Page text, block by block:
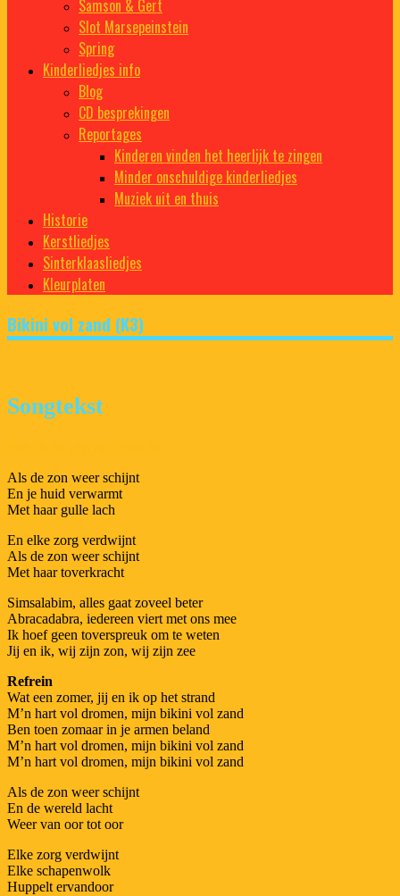
Samson & Gert
Slot Marsepeinstein
Spring
Kinderliedjes info
Blog
CD besprekingen
Reportages
Kinderen vinden het heerlijk te zingen
Minder onschuldige kinderliedjes
Muziek uit en thuis
Historie
Kerstliedjes
Sinterklaasliedjes
Kleurplaten
Bikini vol zand (K3)
Songtekst
Als de zon weer schijnt
En je huid verwarmt
Met haar gulle lach
En elke zorg verdwijnt
Als de zon weer schijnt
Met haar toverkracht
Simsalabim, alles gaat zoveel beter
Abracadabra, iedereen viert met ons mee
Ik hoef geen toverspreuk om te weten
Jij en ik, wij zijn zon, wij zijn zee
Refrein
Wat een zomer, jij en ik op het strand
M’n hart vol dromen, mijn bikini vol zand
Ben toen zomaar in je armen beland
M’n hart vol dromen, mijn bikini vol zand
M’n hart vol dromen, mijn bikini vol zand
Als de zon weer schijnt
En de wereld lacht
Weer van oor tot oor
Elke zorg verdwijnt
Elke schapenwolk
Huppelt ervandoor